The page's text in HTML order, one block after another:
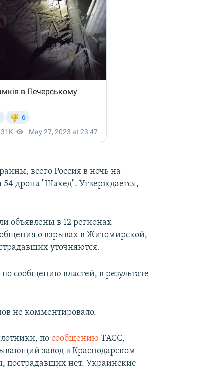
всего Россия в ночь на
54 дрона "Шахед". Утверждается,
объявлены в 12 регионах
о взрывах в Житомирской,
уточняются.
сообщению властей, в результате
не комментировало.
посообщениюТАСС,
завод в Краснодарском
пострадавших нет. Украинские